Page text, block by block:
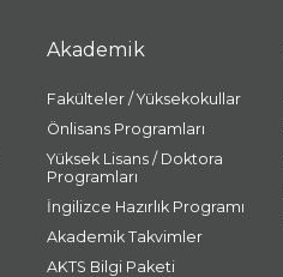
Akademik
Fakülteler / Yüksekokullar
Önlisans Programları
Yüksek Lisans / Doktora
Programları
İngilizce Hazırlık Programı
Akademik Takvimler
AKTS Bilgi Paketi